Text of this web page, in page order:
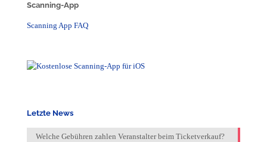
Scanning-App
Scanning App FAQ
Letzte News
Welche Gebühren zahlen Veranstalter beim Ticketverkauf?